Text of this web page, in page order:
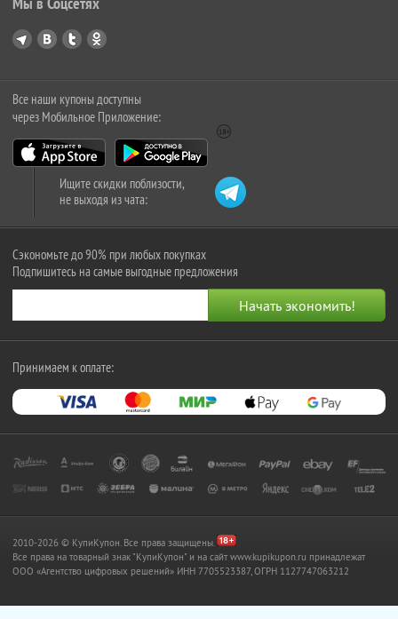
Все наши купоны доступны
через Мобильное Приложение:
Ищите скидки поблизости,
не выходя из чата:
Сэкономьте до 90% при любых покупках
Подпишитесь на самые выгодные предложения
Принимаем к оплате:
2010-2026 © КупиКупон. Все права защищены.
Все права на товарный знак "КупиКупон" и на сайт www.kupikupon.ru принадлежат
OOO «Агентство цифровых решений» ИНН 7705523387, ОГРН 1127747063212